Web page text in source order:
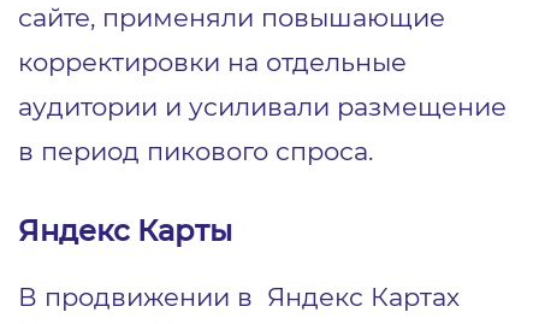
сайте, применяли повышающие
корректировки на отдельные
аудитории и усиливали размещение
в период пикового спроса.
Яндекс Карты
В продвижении в Яндекс Картах